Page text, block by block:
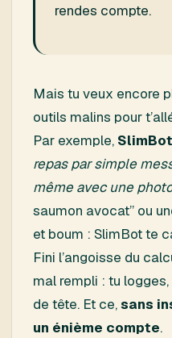
rendes compte.
Mais tu veux encore
outils malins pour
Par exemple, SlimBot
repas par simple
même avec une
saumon avocat” ou
et boum : SlimBot te
Fini l’angoisse du
mal rempli : tu
de tête. Et ce,sans
un énième compte.